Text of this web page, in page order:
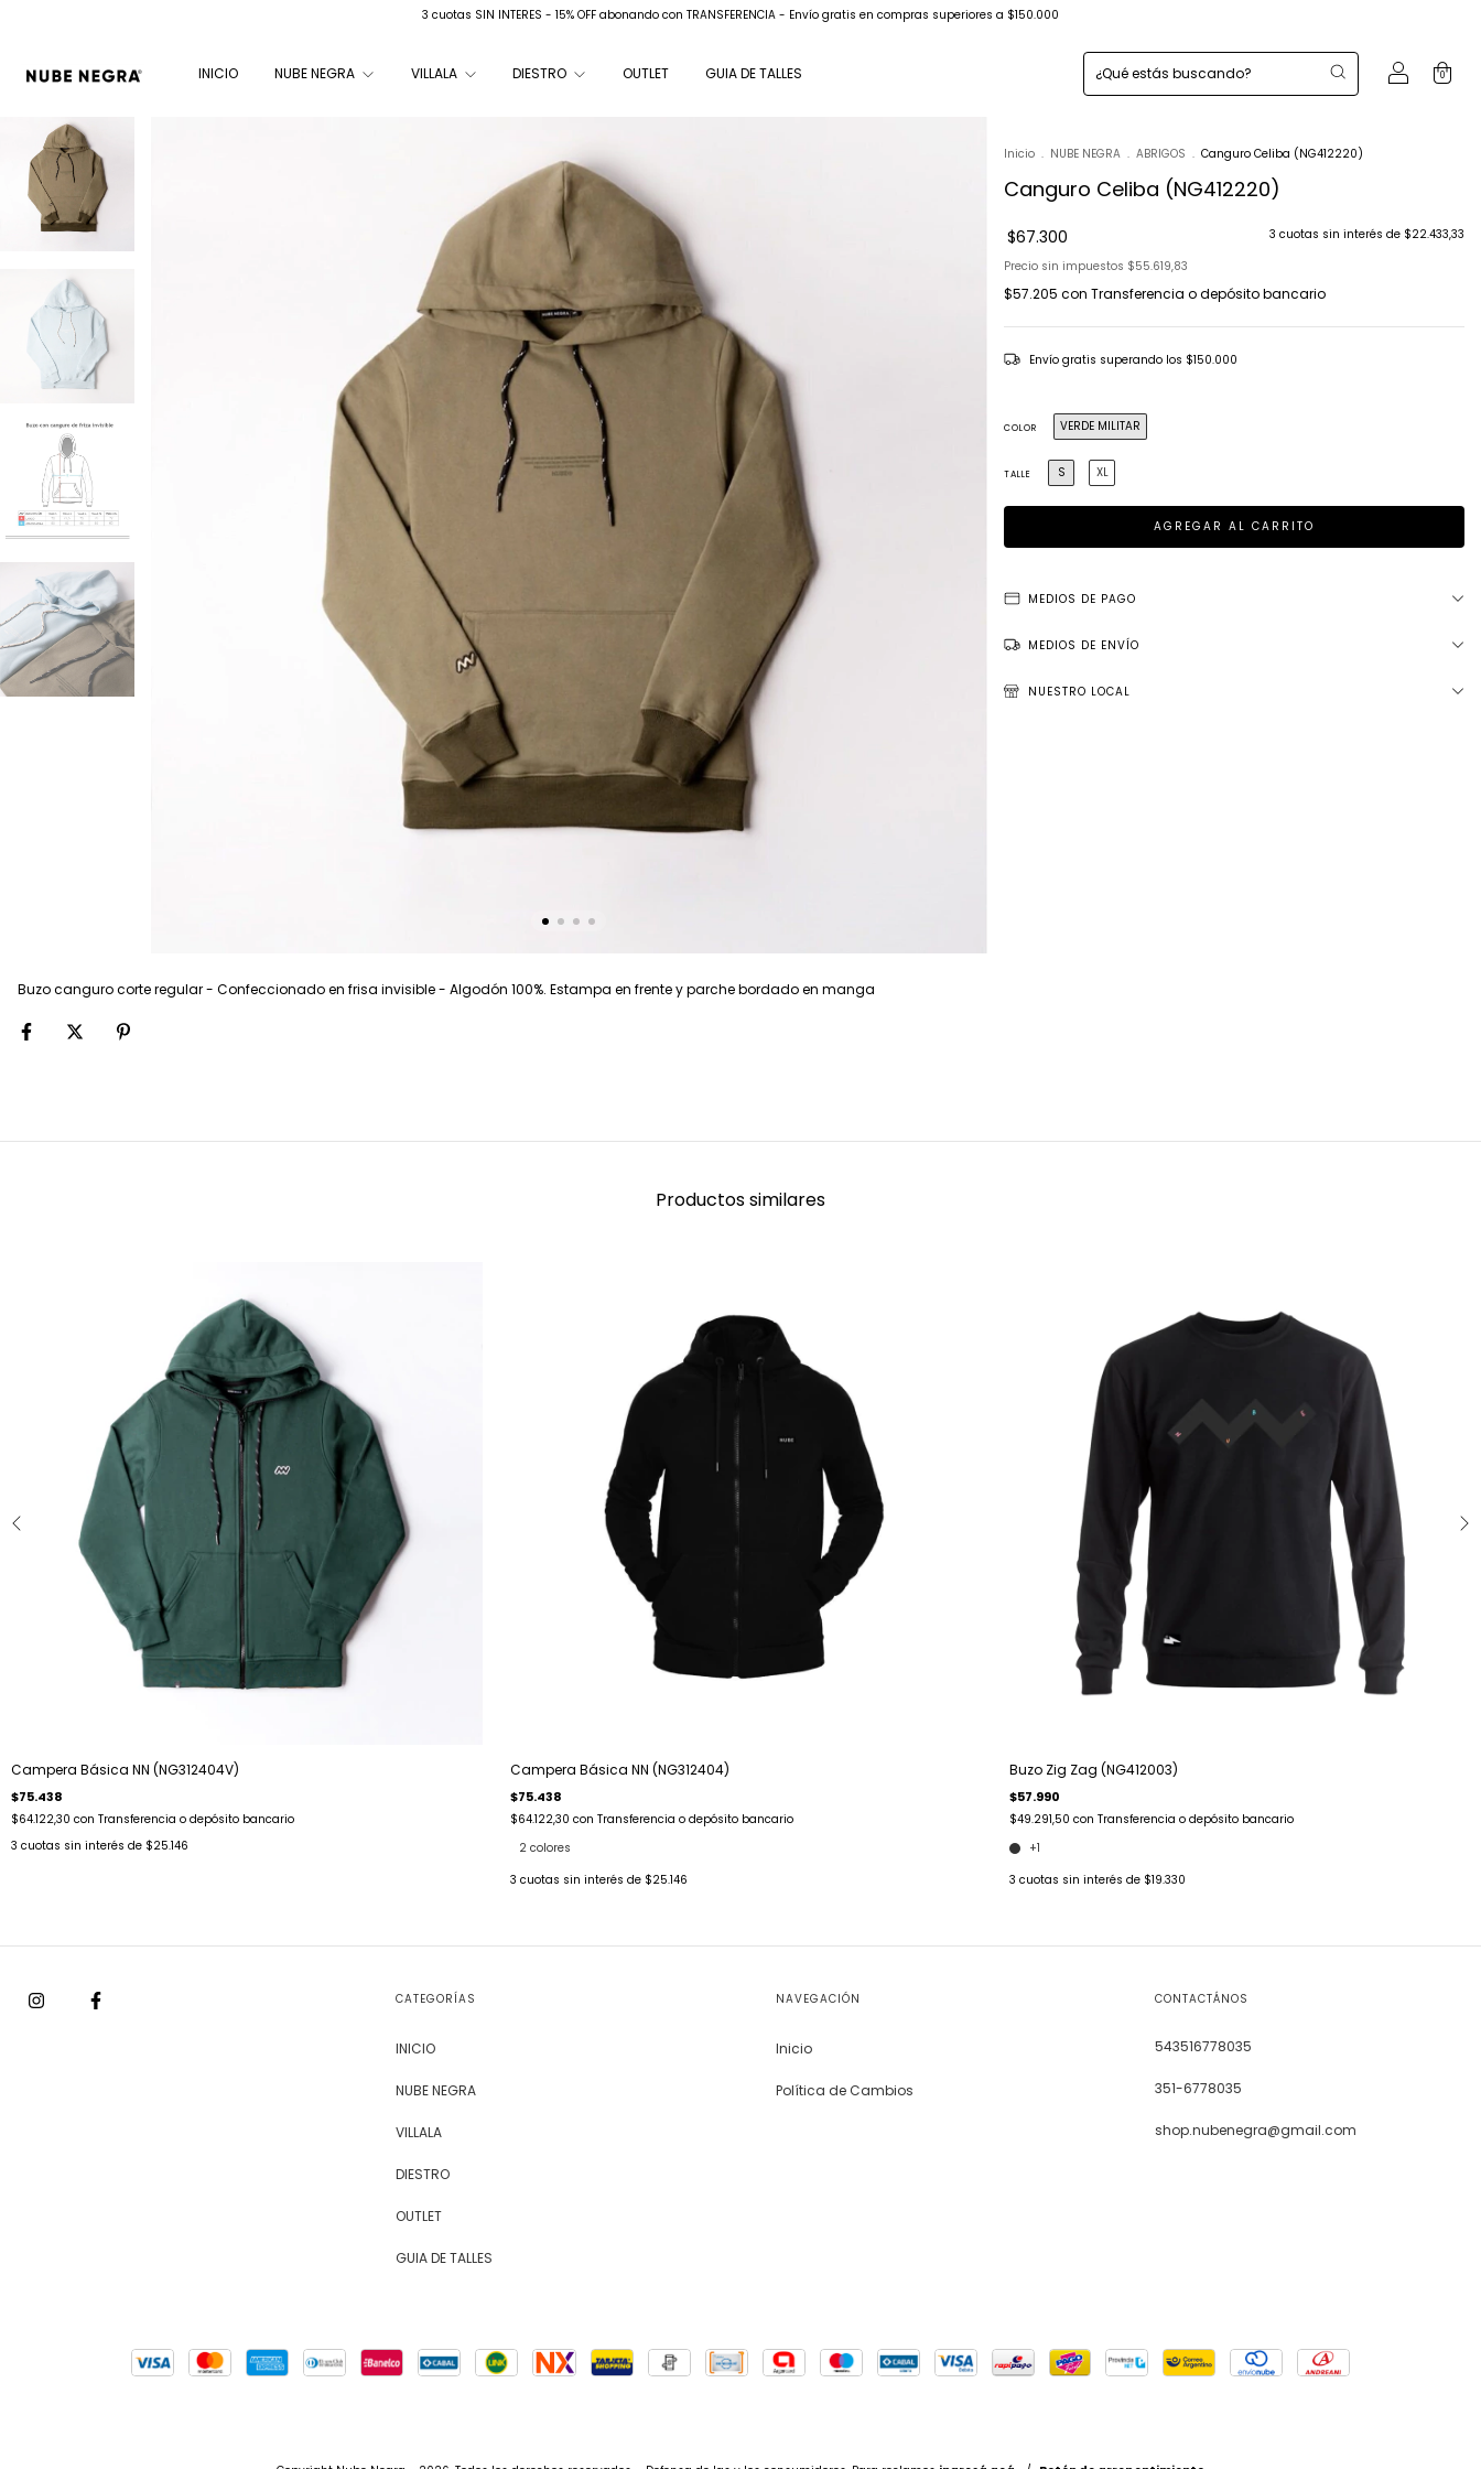
3 cuotas SIN INTERES - 15% OFF abonando con TRANSFERENCIA - Envío gratis en compras superiores a $150.000
INICIO NUBE NEGRA VILLALA DIESTRO OUTLET GUIA DE TALLES 0
Inicio . NUBE NEGRA . ABRIGOS . Canguro Celiba (NG412220)
Canguro Celiba (NG412220)
$67.300 3 cuotas sin interés de $22.433,33
Precio sin impuestos $55.619,83
$57.205 con Transferencia o depósito bancario
Envío gratis superando los $150.000
COLOR VERDE MILITAR
TALLE S XL
MEDIOS DE PAGO
MEDIOS DE ENVÍO
NUESTRO LOCAL
Buzo canguro corte regular - Confeccionado en frisa invisible - Algodón 100%. Estampa en frente y parche bordado en manga
Productos similares
Campera Básica NN (NG312404V)
$75.438
$64.122,30 con Transferencia o depósito bancario
3 cuotas sin interés de $25.146
Campera Básica NN (NG312404)
$75.438
$64.122,30 con Transferencia o depósito bancario
2 colores
3 cuotas sin interés de $25.146
Buzo Zig Zag (NG412003)
$57.990
$49.291,50 con Transferencia o depósito bancario
+1
3 cuotas sin interés de $19.330
CATEGORÍAS
INICIO
NUBE NEGRA
VILLALA
DIESTRO
OUTLET
GUIA DE TALLES
NAVEGACIÓN
Inicio
Política de Cambios
CONTACTÁNOS
543516778035
351-6778035
shop.nubenegra@gmail.com